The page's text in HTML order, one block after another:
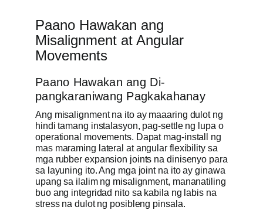
Paano Hawakan ang
Misalignment at Angular
Movements
Paano Hawakan ang Di-
pangkaraniwang Pagkakahanay
Ang misalignment na ito ay maaaring dulot ng
hindi tamang instalasyon, pag-settle ng lupa o
operational movements. Dapat mag-install ng
mas maraming lateral at angular flexibility sa
mga rubber expansion joints na dinisenyo para
sa layuning ito. Ang mga joint na ito ay ginawa
upang sa ilalim ng misalignment, mananatiling
buo ang integridad nito sa kabila ng labis na
stress na dulot ng posibleng pinsala.